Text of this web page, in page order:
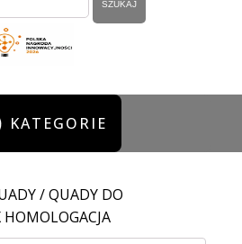
KATEGORIE
/QUADY DO
HOMOLOGACJA